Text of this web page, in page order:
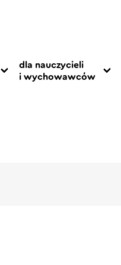
dla nauczycieli
i wychowawców